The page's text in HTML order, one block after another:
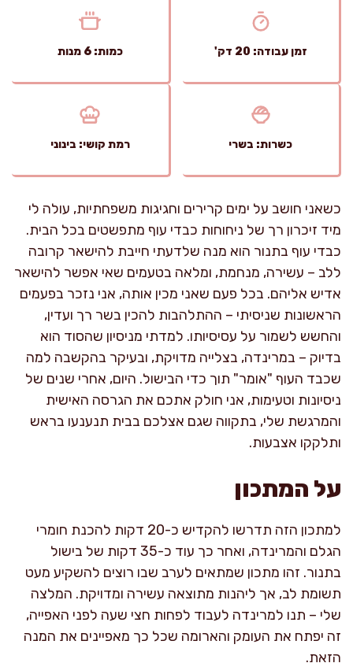
זמן עבודה: 20 דק' כמות: 6 מנות
כשרות: בשרי רמת קושי: בינוני
כשאני חושב על ימים קרירים וחגיגות משפחתיות, עולה לי
מיד זיכרון רך של ניחוחות כבדי עוף מתפשטים בכל הבית.
כבדי עוף בתנור הוא מנה שלדעתי חייבת להישאר קרובה
ללב – עשירה, מנחמת, ומלאה בטעמים שאי אפשר להישאר
אדיש אליהם. בכל פעם שאני מכין אותה, אני נזכר בפעמים
הראשונות שניסיתי – ההתלהבות להכין בשר רך ועדין,
והחשש לשמור על עסיסיותו. למדתי מניסיון שהסוד הוא
בדיוק – במרינדה, בצלייה מדויקת, ובעיקר בהקשבה למה
שכבד העוף "אומר" תוך כדי הבישול. היום, אחרי שנים של
ניסיונות וטעימות, אני חולק אתכם את הגרסה האישית
והמרגשת שלי, בתקווה שגם אצלכם בבית תנענעו בראש
ותלקקו אצבעות.
על המתכון
למתכון הזה תדרשו להקדיש כ-20 דקות להכנת חומרי
הגלם והמרינדה, ואחר כך עוד כ-35 דקות של בישול
בתנור. זהו מתכון שמתאים לערב שבו רוצים להשקיע מעט
תשומת לב, אך ליהנות מתוצאה עשירה ומדויקת. המלצה
שלי – תנו למרינדה לעבוד לפחות חצי שעה לפני האפייה,
זה יפתח את העומק והארומה שכל כך מאפיינים את המנה
הזאת.